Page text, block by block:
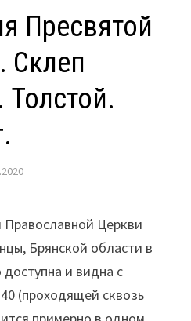
Пресвятой
Склеп
Православной Церкви
Брянской области в
и видна с
(проходящей сквозь